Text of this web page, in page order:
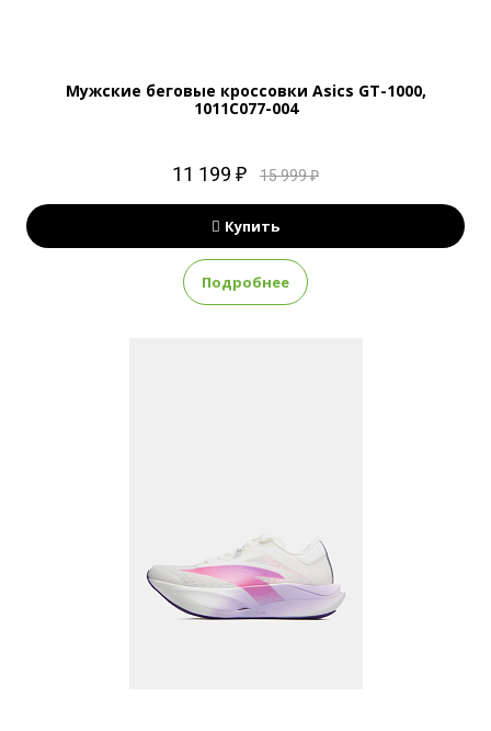
Мужские беговые кроссовки Asics GT-1000,
1011C077-004
11 199 ₽ 15 999 ₽
Купить
Подробнее